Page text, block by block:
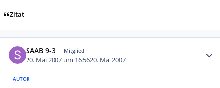
Zitat
SAAB 9-3 Mitglied
20. Mai 2007 um 16:5620. Mai 2007
AUTOR